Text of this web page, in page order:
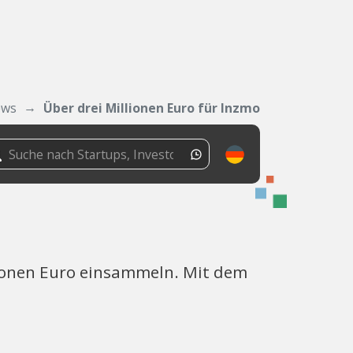
Über drei Millionen Euro für Inzmo
Euro einsammeln. Mit dem